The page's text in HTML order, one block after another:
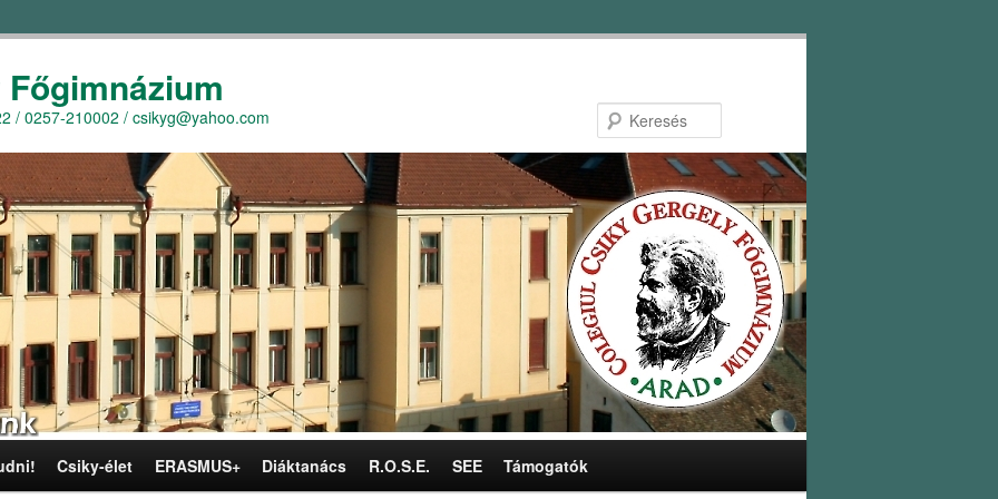
/ 0257-210002 / csikyg@yahoo.com
Csiky-élet ERASMUS+ Diáktanács R.O.S.E. SEE Támogatók